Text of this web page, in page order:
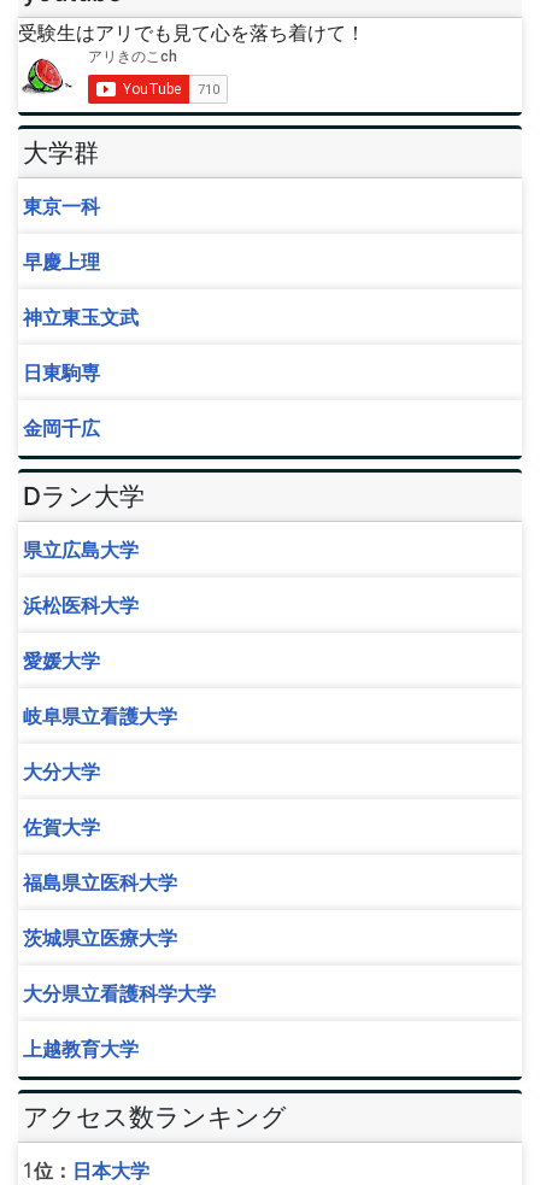
受験生はアリでも見て心を落ち着けて！
大学群
東京一科
早慶上理
神立東玉文武
日東駒専
金岡千広
Dラン大学
県立広島大学
浜松医科大学
愛媛大学
岐阜県立看護大学
大分大学
佐賀大学
福島県立医科大学
茨城県立医療大学
大分県立看護科学大学
上越教育大学
アクセス数ランキング
1位： 日本大学